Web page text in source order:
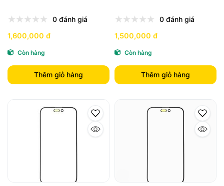
0 đánh giá
1,600,000 đ
Còn hàng
Thêm giỏ hàng
0 đánh giá
1,500,000 đ
Còn hàng
Thêm giỏ hàng